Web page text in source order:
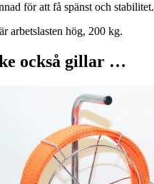
för att få spänst och stabilitet.
arbetslasten hög, 200 kg.
också gillar …